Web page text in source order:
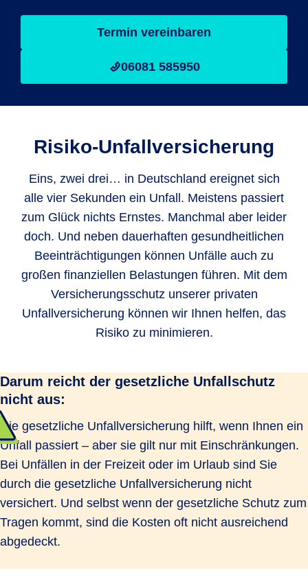
Termin vereinbaren
06081 585950
Risiko-Unfallversicherung
Eins, zwei drei… in Deutschland ereignet sich
alle vier Sekunden ein Unfall. Meistens passiert
zum Glück nichts Ernstes. Manchmal aber leider
doch. Und neben dauerhaften gesundheitlichen
Beeinträchtigungen können Unfälle auch zu
großen finanziellen Belastungen führen. Mit dem
Versicherungsschutz unserer privaten
Unfallversicherung können wir Ihnen helfen, das
Risiko zu minimieren.
Darum reicht der gesetzliche Unfallschutz
nicht aus:
Die gesetzliche Unfallversicherung hilft, wenn Ihnen ein
Unfall passiert – aber sie gilt nur mit Einschränkungen.
Bei Unfällen in der Freizeit oder im Urlaub sind Sie
durch die gesetzliche Unfallversicherung nicht
versichert. Und selbst wenn der gesetzliche Schutz zum
Tragen kommt, sind die Kosten oft nicht ausreichend
abgedeckt.